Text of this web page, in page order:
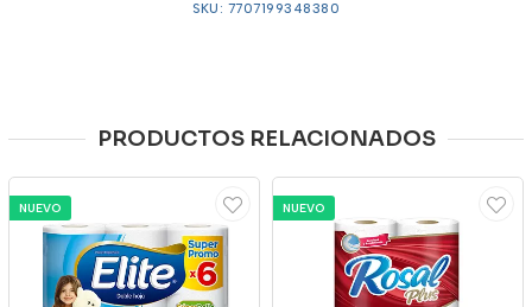
SKU: 7707199348380
PRODUCTOS RELACIONADOS
NUEVO NUEVO